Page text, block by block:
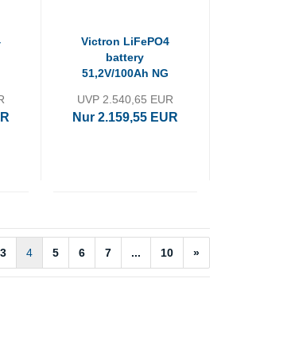
Victron LiFePO4
battery
51,2V/100Ah NG
UVP 2.540,65 EUR
Nur 2.159,55 EUR
3 4 5 6 7 ... 10 »